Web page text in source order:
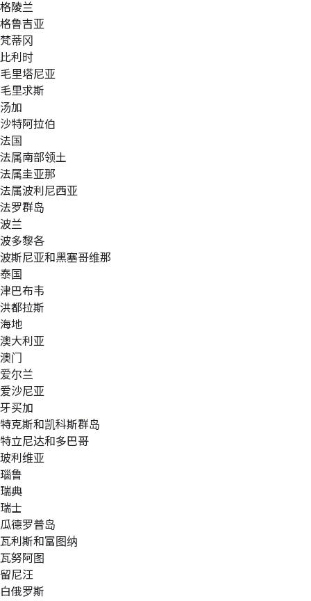
格陵兰
格鲁吉亚
梵蒂冈
比利时
毛里塔尼亚
毛里求斯
汤加
沙特阿拉伯
法国
法属南部领土
法属圭亚那
法属波利尼西亚
法罗群岛
波兰
波多黎各
波斯尼亚和黑塞哥维那
泰国
津巴布韦
洪都拉斯
海地
澳大利亚
澳门
爱尔兰
爱沙尼亚
牙买加
特克斯和凯科斯群岛
特立尼达和多巴哥
玻利维亚
瑙鲁
瑞典
瑞士
瓜德罗普岛
瓦利斯和富图纳
瓦努阿图
留尼汪
白俄罗斯